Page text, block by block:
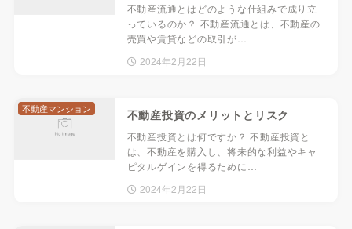
不動産流通とはどのような仕組みで成り立
っているのか？ 不動産流通とは、不動産の
売買や賃貸などの取引が…
2024年2月22日
不動産投資のメリットとリスク
不動産投資とは何ですか？ 不動産投資と
は、不動産を購入し、将来的な利益やキャ
ピタルゲインを得るために…
2024年2月22日
不動産マンション